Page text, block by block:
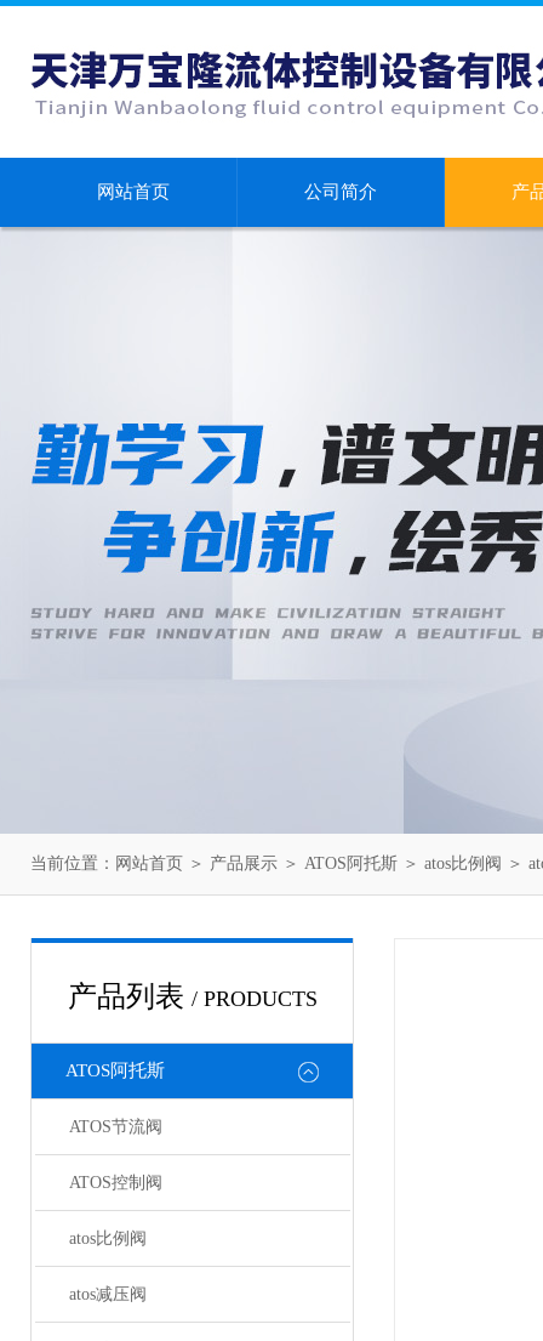
网站首页 公司简介 产
当前位置： 网站首页 ＞ 产品展示 ＞ ATOS阿托斯 ＞ atos比例阀 ＞
产品列表 / PRODUCTS
ATOS阿托斯
ATOS节流阀
ATOS控制阀
atos比例阀
atos减压阀